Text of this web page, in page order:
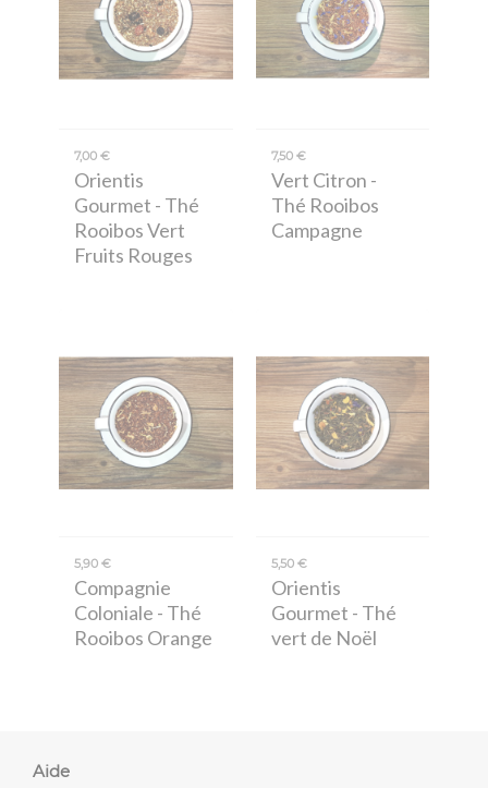
7,00 €
Orientis
Gourmet - Thé
Rooibos Vert
Fruits Rouges
7,50 €
Vert Citron -
Thé Rooibos
Campagne
5,90 €
Compagnie
Coloniale - Thé
Rooibos Orange
5,50 €
Orientis
Gourmet - Thé
vert de Noël
Aide